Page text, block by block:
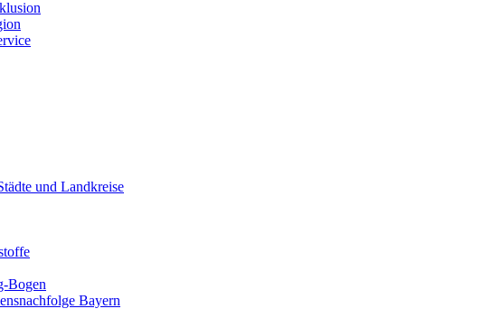
und Landkreise
Bogen
Bayern